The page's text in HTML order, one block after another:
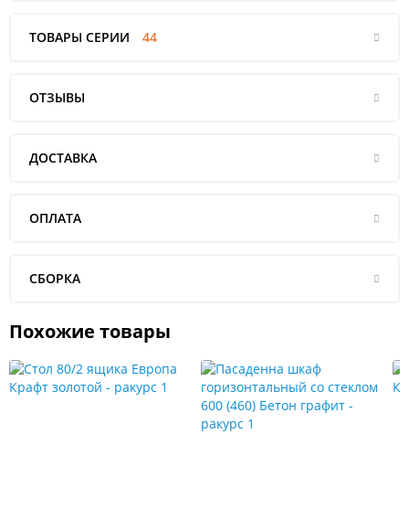
ТОВАРЫ СЕРИИ 44
ОТЗЫВЫ
ДОСТАВКА
ОПЛАТА
СБОРКА
Похожие товары